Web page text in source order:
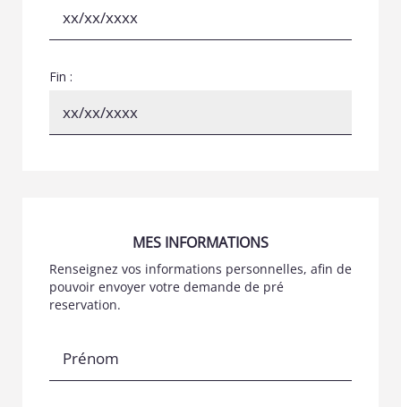
Fin :
MES INFORMATIONS
Renseignez vos informations personnelles, afin de
pouvoir envoyer votre demande de pré
reservation.